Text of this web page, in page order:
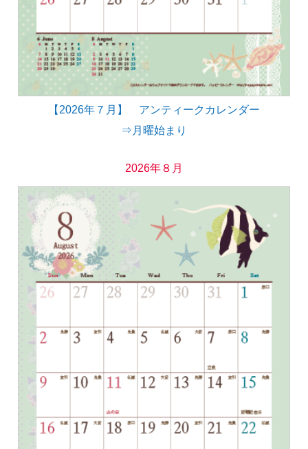
【2026年７月】 アンティークカレンダー
⇒月曜始まり
2026年８月